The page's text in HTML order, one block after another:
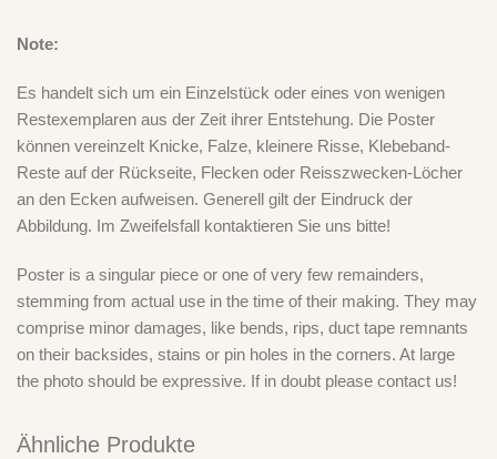
Note:
Es handelt sich um ein Einzelstück oder eines von wenigen
Restexemplaren aus der Zeit ihrer Entstehung. Die Poster
können vereinzelt Knicke, Falze, kleinere Risse, Klebeband-
Reste auf der Rückseite, Flecken oder Reisszwecken-Löcher
an den Ecken aufweisen. Generell gilt der Eindruck der
Abbildung. Im Zweifelsfall kontaktieren Sie uns bitte!
Poster is a singular piece or one of very few remainders,
stemming from actual use in the time of their making. They may
comprise minor damages, like bends, rips, duct tape remnants
on their backsides, stains or pin holes in the corners. At large
the photo should be expressive. If in doubt please contact us!
Ähnliche Produkte